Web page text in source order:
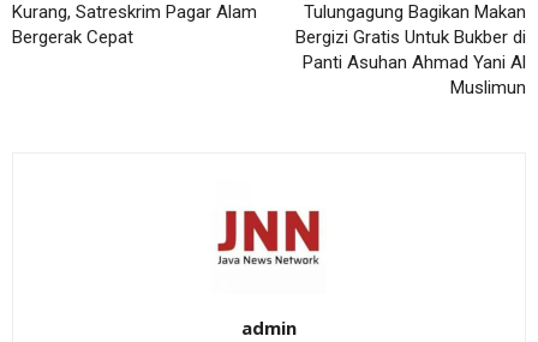
Kurang, Satreskrim Pagar Alam
Bergerak Cepat
Tulungagung Bagikan Makan
Bergizi Gratis Untuk Bukber di
Panti Asuhan Ahmad Yani Al
Muslimun
admin